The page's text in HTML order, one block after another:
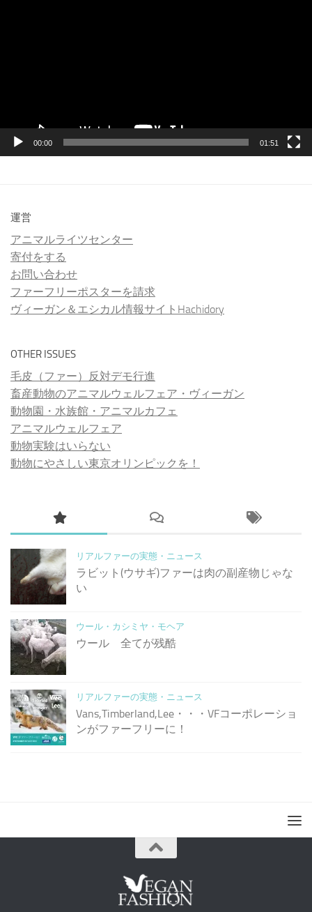
00:00 01:51
運営
アニマルライツセンター
寄付をする
お問い合わせ
ファーフリーポスターを請求
ヴィーガン＆エシカル情報サイトHachidory
OTHER ISSUES
毛皮（ファー）反対デモ行進
畜産動物のアニマルウェルフェア・ヴィーガン
動物園・水族館・アニマルカフェ
アニマルウェルフェア
動物実験はいらない
動物にやさしい東京オリンピックを！
リアルファーの実態・ニュース
ラビット(ウサギ)ファーは肉の副産物じゃな
い
ウール・カシミヤ・モヘア
ウール 全てが残酷
リアルファーの実態・ニュース
Vans,Timberland,Lee・・・VFコーポレーショ
ンがファーフリーに！